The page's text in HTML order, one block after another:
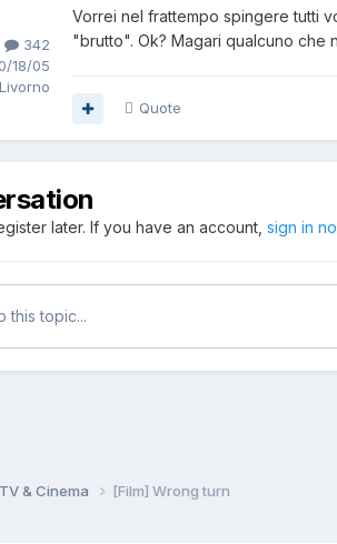
342
18/05
Livorno
Vorrei nel frattempo spingere tutti
"brutto". Ok? Magari qualcuno che
Quote
later. If you have an account, sign in
this topic...
TV & Cinema [Film] Wrong turn